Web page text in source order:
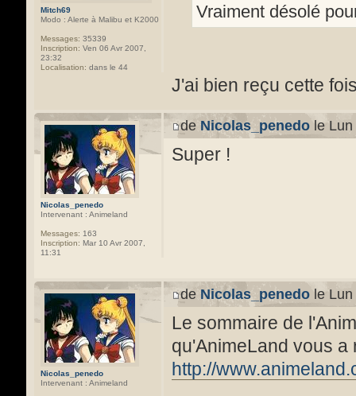
Mitch69
Modo : Alerte à Malibu et K2000
Messages: 35339
Inscription: Ven 06 Avr 2007,
23:32
Localisation: dans le 44
Vraiment désolé
J'ai bien reçu cette
Nicolas_penedo
Intervenant : Animeland
Messages: 163
Inscription: Mar 10 Avr 2007,
11:31
deNicolas_penedo le
Super !
Nicolas_penedo
Intervenant : Animeland
deNicolas_penedo le
Le sommaire de
qu'AnimeLand vous
http://